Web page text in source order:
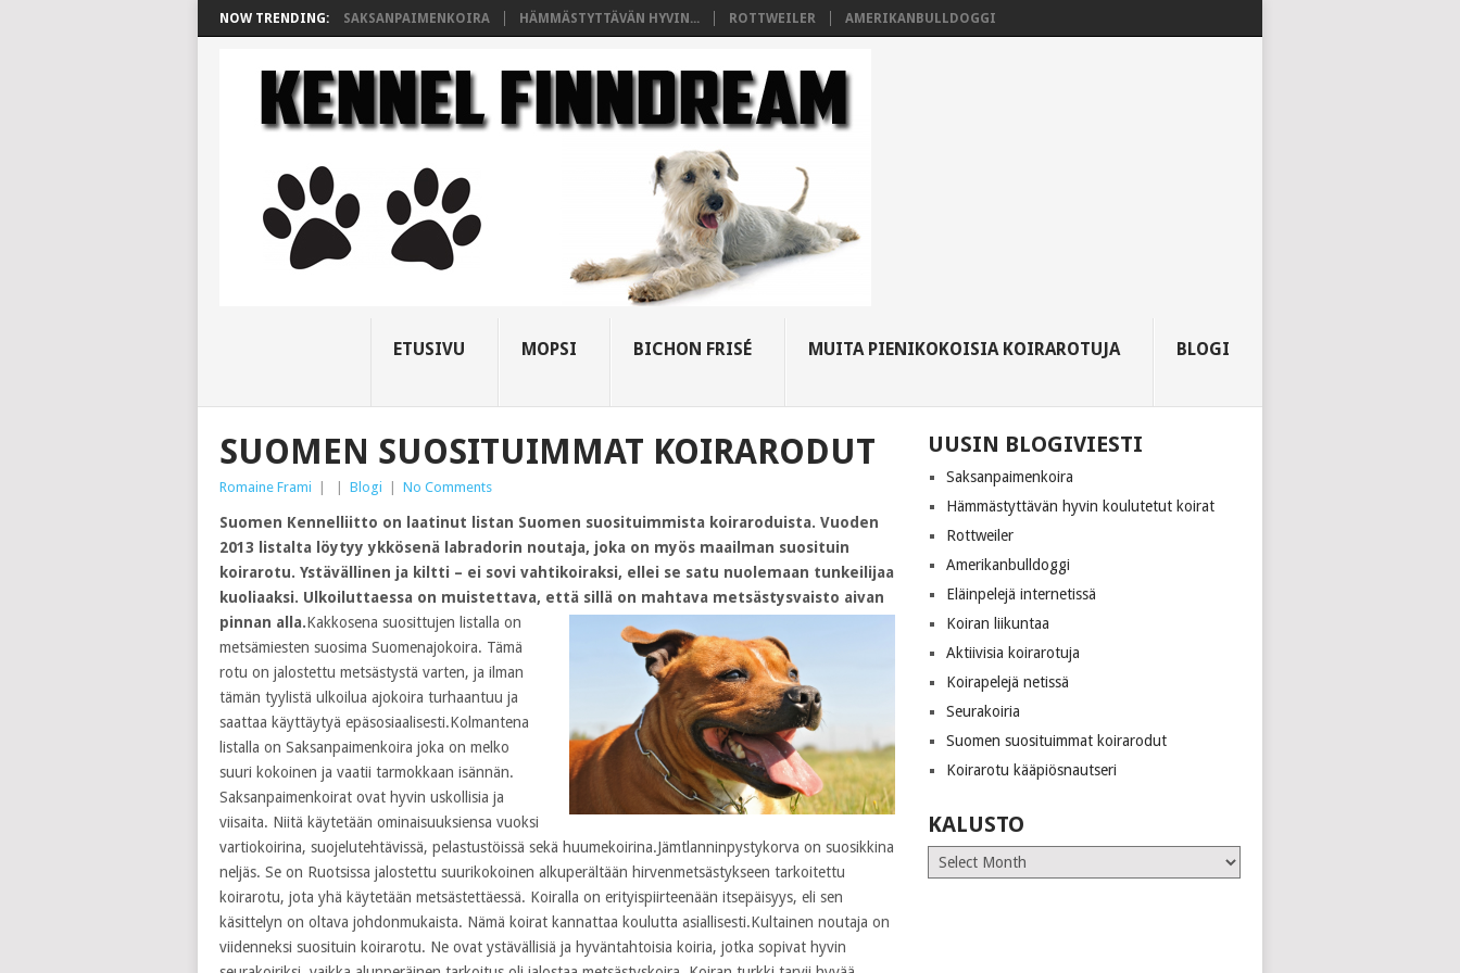
NOW TRENDING: SAKSANPAIMENKOIRA HÄMMÄSTYTTÄVÄN HYVIN... ROTTWEILER AMERIKANBULLDOGGI
ETUSIVU MOPSI BICHON FRISÉ MUITA PIENIKOKOISIA KOIRAROTUJA BLOGI
SUOMEN SUOSITUIMMAT KOIRARODUT
Romaine Frami Blogi No Comments
Suomen Kennelliitto on laatinut listan Suomen suosituimmista koiraroduista. Vuoden
2013 listalta löytyy ykkösenä labradorin noutaja, joka on myös maailman suosituin
koirarotu. Ystävällinen ja kiltti – ei sovi vahtikoiraksi, ellei se satu nuolemaan tunkeilijaa
kuoliaaksi. Ulkoiluttaessa on muistettava, että sillä on mahtava metsästysvaisto aivan
pinnan alla.Kakkosena suosittujen listalla on
metsämiesten suosima Suomenajokoira. Tämä
rotu on jalostettu metsästystä varten, ja ilman
tämän tyylistä ulkoilua ajokoira turhaantuu ja
saattaa käyttäytyä epäsosiaalisesti.Kolmantena
listalla on Saksanpaimenkoira joka on melko
suuri kokoinen ja vaatii tarmokkaan isännän.
Saksanpaimenkoirat ovat hyvin uskollisia ja
viisaita. Niitä käytetään ominaisuuksiensa vuoksi
vartiokoirina, suojelutehtävissä, pelastustöissä sekä huumekoirina.Jämtlanninpystykorva on suosikkina
neljäs. Se on Ruotsissa jalostettu suurikokoinen alkuperältään hirvenmetsästykseen tarkoitettu
koirarotu, jota yhä käytetään metsästettäessä. Koiralla on erityispiirteenään itsepäisyys, eli sen
käsittelyn on oltava johdonmukaista. Nämä koirat kannattaa koulutta asiallisesti.Kultainen noutaja on
viidenneksi suosituin koirarotu. Ne ovat ystävällisiä ja hyväntahtoisia koiria, jotka sopivat hyvin
UUSIN BLOGIVIESTI
Saksanpaimenkoira
Hämmästyttävän hyvin koulutetut koirat
Rottweiler
Amerikanbulldoggi
Eläinpelejä internetissä
Koiran liikuntaa
Aktiivisia koirarotuja
Koirapelejä netissä
Seurakoiria
Suomen suosituimmat koirarodut
Koirarotu kääpiösnautseri
KALUSTO
Kalusto